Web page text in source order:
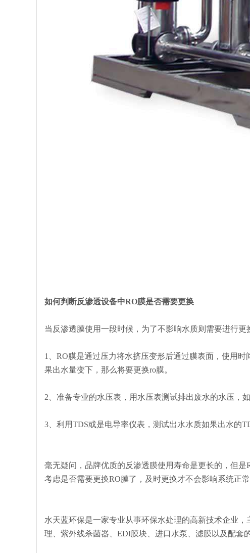
如何判断反渗透设备中RO膜是否需要更换
当反渗透膜使用一段时候，为了不影响水质则需要进行
1、RO膜是通过压力将水挤压变形后通过膜表面，使用
果出水量变下，那么将要更换ro膜。
2、准备专业的水压表，用水压表测试排出废水的水压，
3、利用TDS或是电导率仪表，测试出水水质如果出水的
毫无疑问，品牌优质的反渗透膜使用寿命是更长的，但
考虑是否需要更换RO膜了，及时更换才不会影响系统正
水天蓝环保是一家专业从事环保水处理的高新技术企业
理、紫外线杀菌器、EDI膜块、进口水泵、滤膜以及配套